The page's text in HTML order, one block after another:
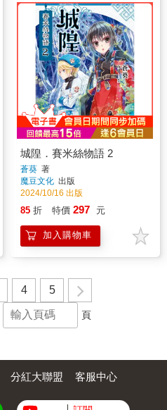
城隍．賽米絲物語 2
蒼葵 著
魔豆文化 出版
2024/10/16 出版
85 折 特價 297 元
加入購物車
4 5
頁
分紅大聯盟 客服中心